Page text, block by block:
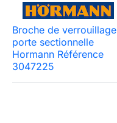
Broche de verrouillage
porte sectionnelle
Hormann Référence
3047225